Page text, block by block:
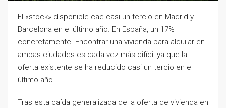
El «stock» disponible cae casi un tercio en Madrid y
Barcelona en el último año. En España, un 17%
concretamente. Encontrar una vivienda para alquilar en
ambas ciudades es cada vez más difícil ya que la
oferta existente se ha reducido casi un tercio en el
último año.
Tras esta caída generalizada de la oferta de vivienda en